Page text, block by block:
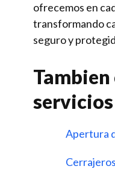
ofrecemos en
transformando
seguro y
servicios
Apertura